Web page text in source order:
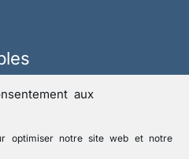
aux
optimiser notre site web et notre